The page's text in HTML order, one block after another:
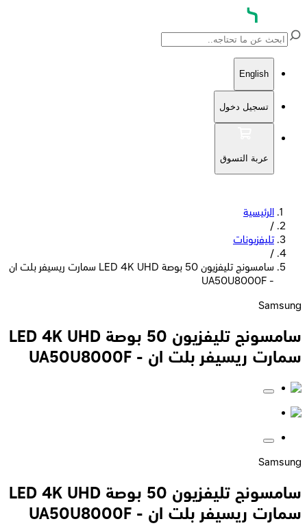
English
تسجيل دخول
عربة التسوق
الرئيسية
/
تليفزيونات
/
سامسونج تليفزيون 50 بوصة LED 4K UHD سمارت ريسيفر بلت ان
- UA50U8000F
Samsung
سامسونج تليفزيون 50 بوصة LED 4K UHD
سمارت ريسيفر بلت ان - UA50U8000F
Samsung
سامسونج تليفزيون 50 بوصة LED 4K UHD
سمارت ريسيفر بلت ان - UA50U8000F